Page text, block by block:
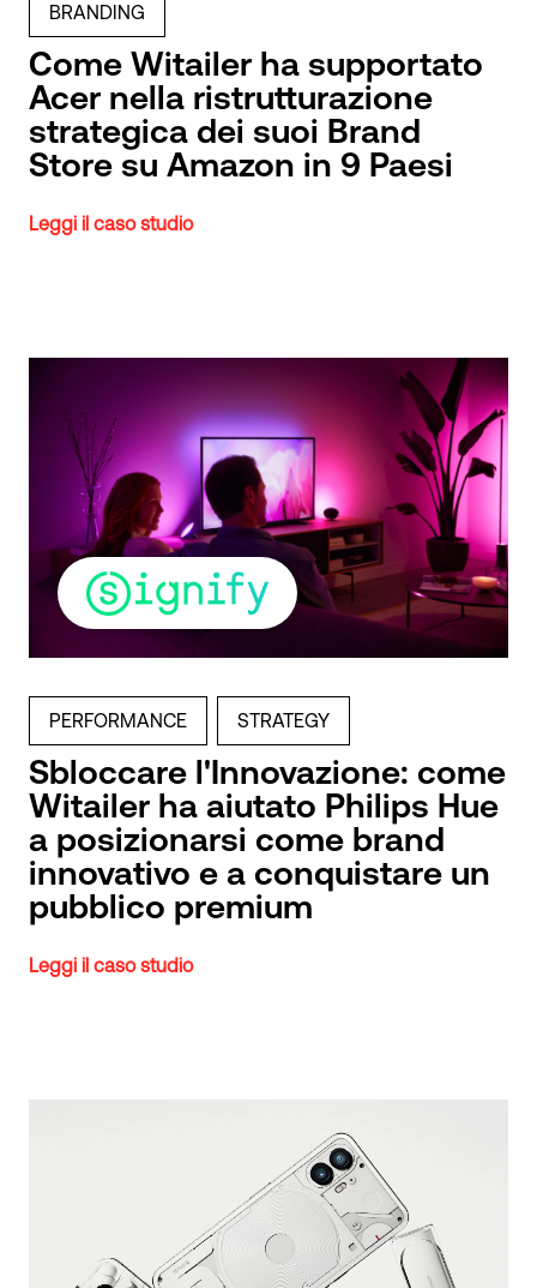
BRANDING
Come Witailer ha supportato
Acer nella ristrutturazione
strategica dei suoi Brand
Store su Amazon in 9 Paesi
Leggi il caso studio
PERFORMANCE STRATEGY
Sbloccare l'Innovazione: come
Witailer ha aiutato Philips Hue
a posizionarsi come brand
innovativo e a conquistare un
pubblico premium
Leggi il caso studio